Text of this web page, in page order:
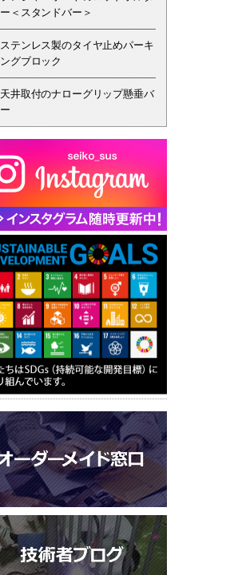
ー＜スタンドバー＞
ステンレス製のタイヤ止めパーキ
ングブロック
天井取付のナローグリップ懸垂バ
ー